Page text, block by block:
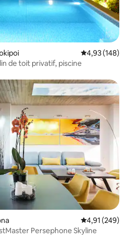
Évaluation
4,93 (148)
de toit privatif, piscine
Évaluation
4,91 (249)
Persephone Skyline